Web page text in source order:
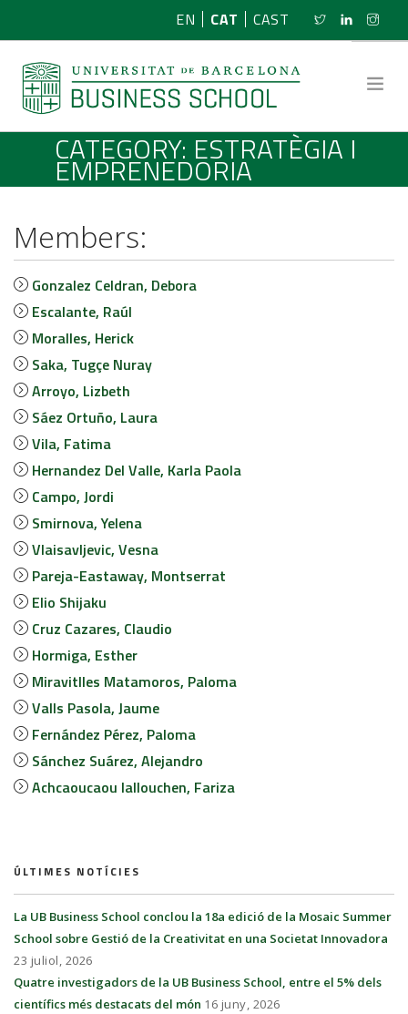
EN CAT CAST
SOBRE NOSALTRES
RECERCA
PROGRAMES
NOTÍCIES
ACTIVITATS
JOB MARKET
CATEGORY: ESTRATÈGIA I
EMPRENEDORIA
Gonzalez Celdran, Debora
Escalante, Raúl
Moralles, Herick
Saka, Tugçe Nuray
Arroyo, Lizbeth
Sáez Ortuño, Laura
Vila, Fatima
Hernandez Del Valle, Karla Paola
Campo, Jordi
Smirnova, Yelena
Vlaisavljevic, Vesna
Pareja-Eastaway, Montserrat
Elio Shijaku
Cruz Cazares, Claudio
Hormiga, Esther
Miravitlles Matamoros, Paloma
Valls Pasola, Jaume
Fernández Pérez, Paloma
Sánchez Suárez, Alejandro
Achcaoucaou Iallouchen, Fariza
ÚLTIMES NOTÍCIES
La UB Business School conclou la 18a edició de la Mosaic Summer
School sobre Gestió de la Creativitat en una Societat Innovadora
23 juliol, 2026
Quatre investigadors de la UB Business School, entre el 5% dels
científics més destacats del món 16 juny, 2026